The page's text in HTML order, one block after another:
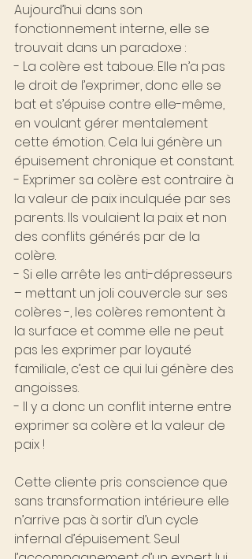
Aujourd’hui dans son
fonctionnement interne, elle se
trouvait dans un paradoxe :
- La colère est taboue. Elle n’a pas
le droit de l’exprimer, donc elle se
bat et s’épuise contre elle-même,
en voulant gérer mentalement
cette émotion. Cela lui génère un
épuisement chronique et constant.
- Exprimer sa colère est contraire à
la valeur de paix inculquée par ses
parents. Ils voulaient la paix et non
des conflits générés par de la
colère.
- Si elle arrête les anti-dépresseurs
– mettant un joli couvercle sur ses
colères -, les colères remontent à
la surface et comme elle ne peut
pas les exprimer par loyauté
familiale, c’est ce qui lui génère des
angoisses.
- Il y a donc un conflit interne entre
exprimer sa colère et la valeur de
paix !
Cette cliente pris conscience que
sans transformation intérieure elle
n’arrive pas à sortir d’un cycle
infernal d’épuisement. Seul